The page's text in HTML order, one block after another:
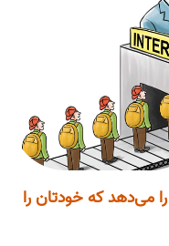
می‌دهد که خودتان را